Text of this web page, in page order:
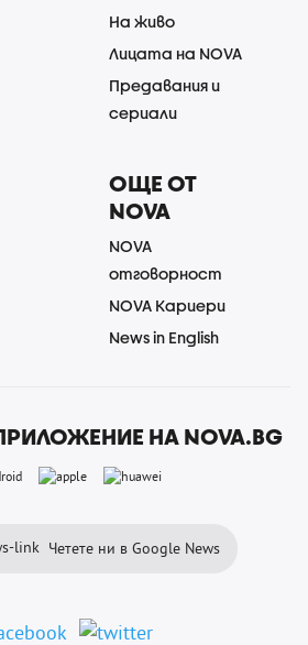
На живо
Лицата на NOVA
Предавания и
сериали
ОЩЕ ОТ
NOVA
NOVA
отговорност
NOVA Кариери
News in English
НА NOVA.BG
Четете ни в Google News